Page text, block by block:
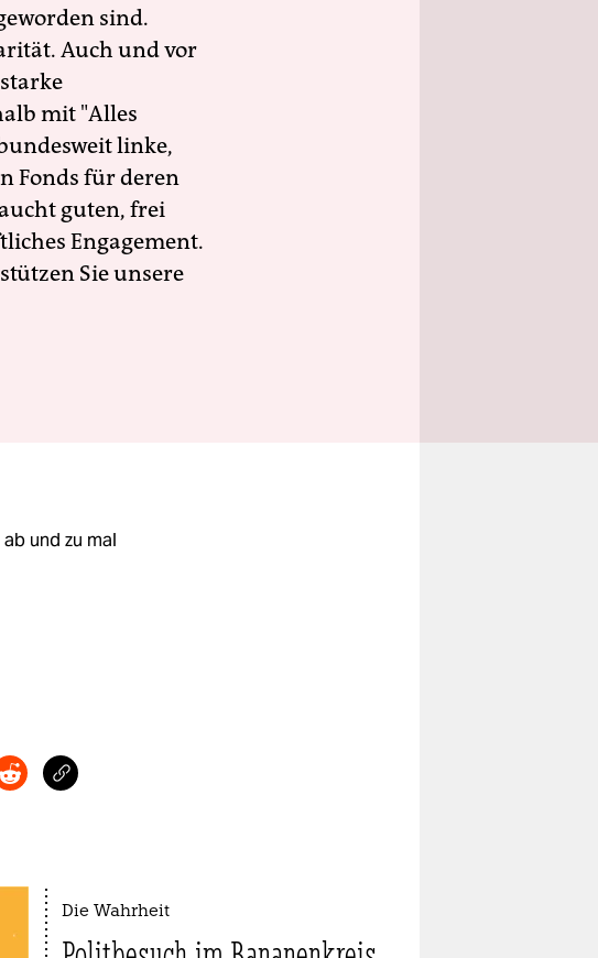
sind.
Auch und vor
mit "Alles
linke,
Fonds für deren
guten, frei
Engagement.
Sie unsere
und zu mal
Die Wahrheit